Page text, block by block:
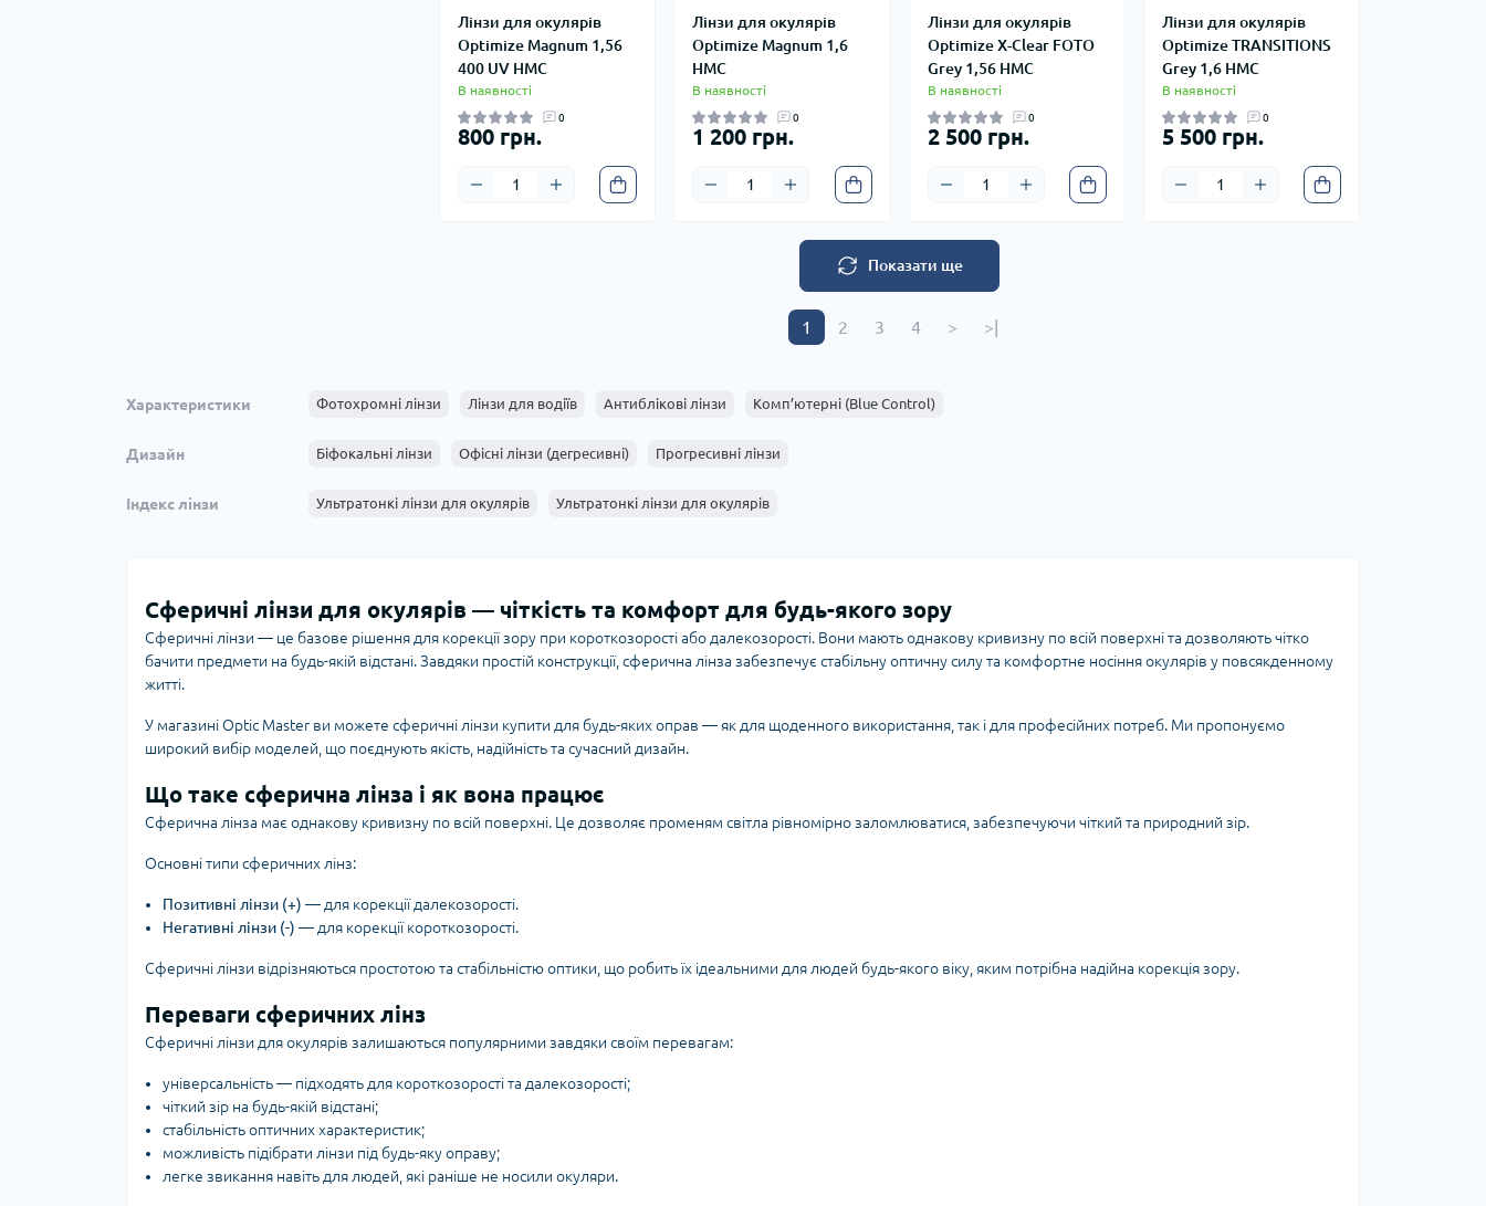
Лінзи для окулярів
Optimize Magnum 1,56
400 UV HMC
В наявності
0
800 грн.
Лінзи для окулярів
Optimize Magnum 1,6
HMC
В наявності
0
1 200 грн.
Лінзи для окулярів
Optimize X-Clear FOTO
Grey 1,56 HMC
В наявності
0
2 500 грн.
Лінзи для окулярів
Optimize TRANSITIONS
Grey 1,6 HMC
В наявності
0
5 500 грн.
Показати ще
1 2 3 4 > >|
Характеристики Фотохромні лінзи Лінзи для водіїв Антиблікові лінзи Комп’ютерні (Blue Control)
Дизайн Біфокальні лінзи Офісні лінзи (дегресивні) Прогресивні лінзи
Індекс лінзи Ультратонкі лінзи для окулярів Ультратонкі лінзи для окулярів
Сферичні лінзи для окулярів — чіткість та комфорт для будь-якого зору
Сферичні лінзи — це базове рішення для корекції зору при короткозорості або далекозорості. Вони мають однакову кривизну по всій поверхні та дозволяють чітко
бачити предмети на будь-якій відстані. Завдяки простій конструкції, сферична лінза забезпечує стабільну оптичну силу та комфортне носіння окулярів у повсякденному
житті.
У магазині Optic Master ви можете сферичні лінзи купити для будь-яких оправ — як для щоденного використання, так і для професійних потреб. Ми пропонуємо
широкий вибір моделей, що поєднують якість, надійність та сучасний дизайн.
Що таке сферична лінза і як вона працює
Сферична лінза має однакову кривизну по всій поверхні. Це дозволяє променям світла рівномірно заломлюватися, забезпечуючи чіткий та природний зір.
Основні типи сферичних лінз:
Позитивні лінзи (+) — для корекції далекозорості.
Негативні лінзи (-) — для корекції короткозорості.
Сферичні лінзи відрізняються простотою та стабільністю оптики, що робить їх ідеальними для людей будь-якого віку, яким потрібна надійна корекція зору.
Переваги сферичних лінз
Сферичні лінзи для окулярів залишаються популярними завдяки своїм перевагам:
універсальність — підходять для короткозорості та далекозорості;
чіткий зір на будь-якій відстані;
стабільність оптичних характеристик;
можливість підібрати лінзи під будь-яку оправу;
легке звикання навіть для людей, які раніше не носили окуляри.